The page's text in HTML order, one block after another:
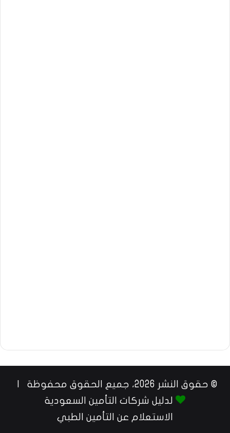
© حقوق النشر 2026، جميع الحقوق محفوظة |
لدليل شركات التأمين السعودية
الاستعلام عن التأمين الطبي